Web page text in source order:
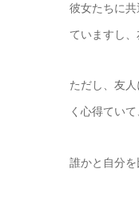
彼女たちに
ていますし、
ただし、友
く心得てい
誰かと自分